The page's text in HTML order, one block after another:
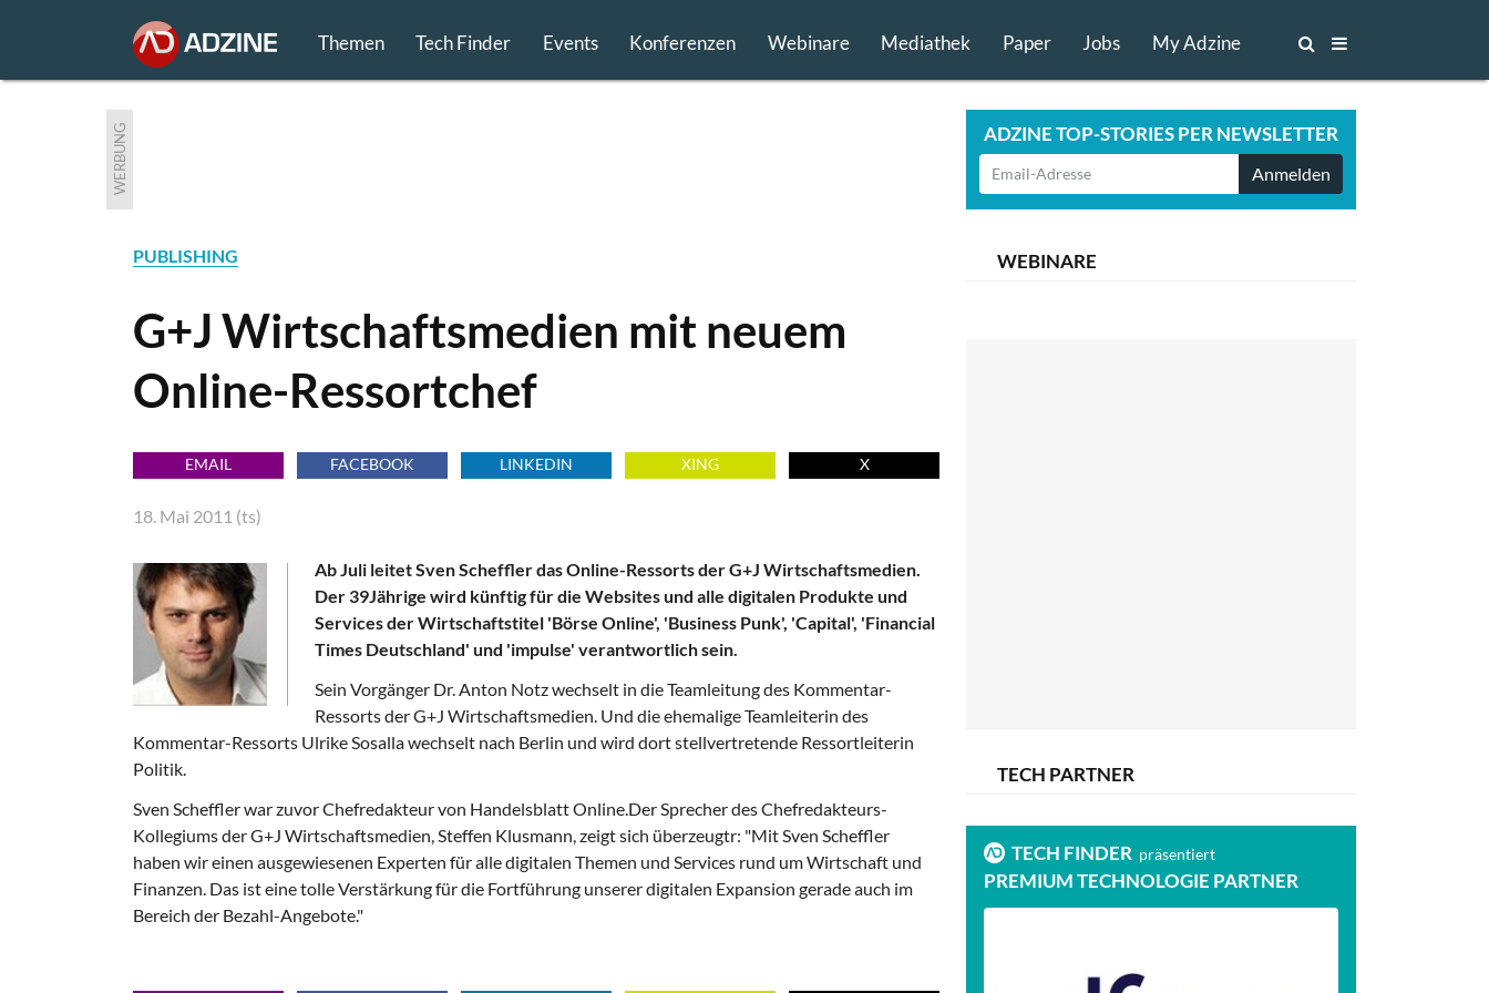
Themen Tech Finder Events Konferenzen Webinare Mediathek Paper Jobs My Adzine
WERBUNG ADZINE TOP-STORIES PER NEWSLETTER
Anmelden
PUBLISHING
G+J Wirtschaftsmedien mit neuem
Online-Ressortchef
EMAIL FACEBOOK LINKEDIN XING X
18. Mai 2011 (ts)
Ab Juli leitet Sven Scheffler das Online-Ressorts der G+J Wirtschaftsmedien.
Der 39Jährige wird künftig für die Websites und alle digitalen Produkte und
Services der Wirtschaftstitel 'Börse Online', 'Business Punk', 'Capital', 'Financial
Times Deutschland' und 'impulse' verantwortlich sein.
Sein Vorgänger Dr. Anton Notz wechselt in die Teamleitung des Kommentar-
Ressorts der G+J Wirtschaftsmedien. Und die ehemalige Teamleiterin des
Kommentar-Ressorts Ulrike Sosalla wechselt nach Berlin und wird dort stellvertretende Ressortleiterin
Politik.
Sven Scheffler war zuvor Chefredakteur von Handelsblatt Online.Der Sprecher des Chefredakteurs-
Kollegiums der G+J Wirtschaftsmedien, Steffen Klusmann, zeigt sich überzeugtr: "Mit Sven Scheffler
haben wir einen ausgewiesenen Experten für alle digitalen Themen und Services rund um Wirtschaft und
Finanzen. Das ist eine tolle Verstärkung für die Fortführung unserer digitalen Expansion gerade auch im
Bereich der Bezahl-Angebote."
WEBINARE
TECH PARTNER
TECH FINDER präsentiert
PREMIUM TECHNOLOGIE PARTNER